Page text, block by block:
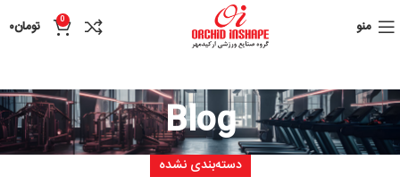
منو 0 تومان۰
Blog
دسته‌بندی نشده